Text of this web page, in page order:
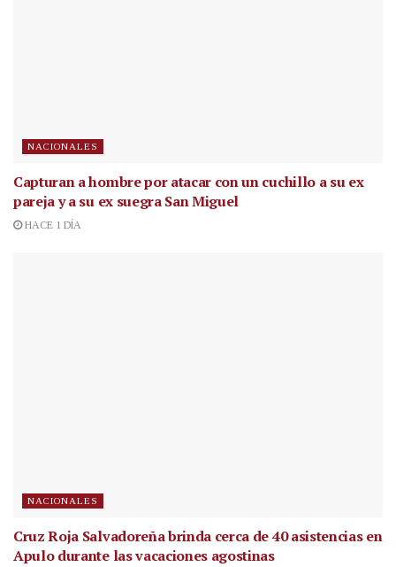
NACIONALES
Capturan a hombre por atacar con un cuchillo a su ex
pareja y a su ex suegra San Miguel
HACE 1 DÍA
NACIONALES
Cruz Roja Salvadoreña brinda cerca de 40 asistencias en
Apulo durante las vacaciones agostinas